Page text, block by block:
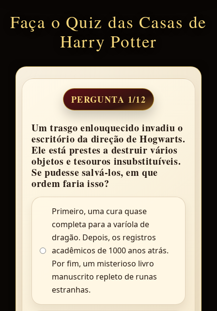
Faça o Quiz das Casas de
Harry Potter
PERGUNTA 1/12
Um trasgo enlouquecido invadiu o
escritório da direção de Hogwarts.
Ele está prestes a destruir vários
objetos e tesouros insubstituíveis.
Se pudesse salvá-los, em que
ordem faria isso?
Primeiro, uma cura quase
completa para a varíola de
dragão. Depois, os registros
acadêmicos de 1000 anos atrás.
Por fim, um misterioso livro
manuscrito repleto de runas
estranhas.